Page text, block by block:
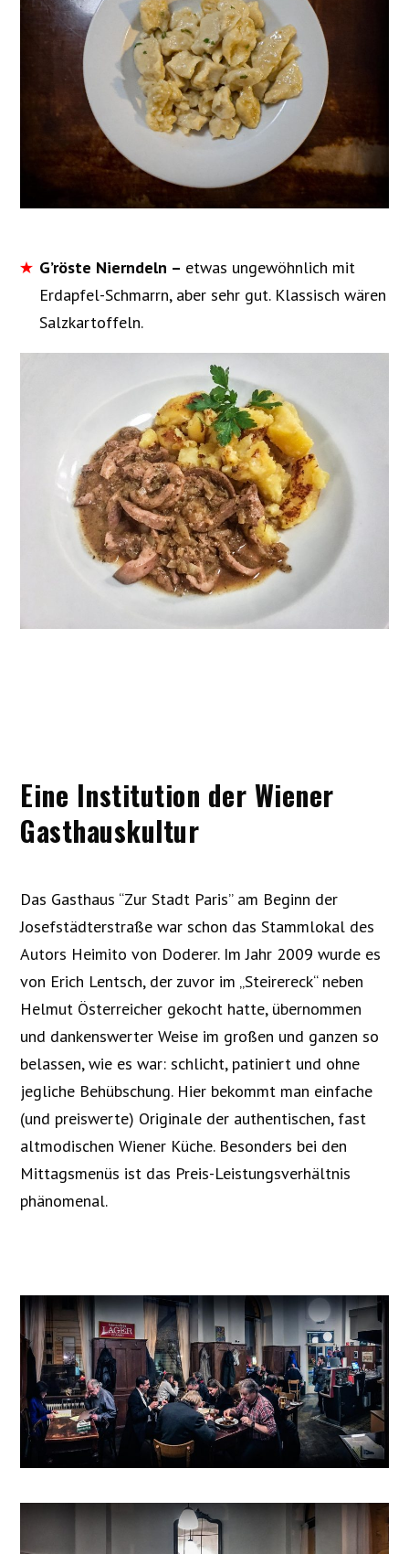
G’röste Nierndeln – etwas ungewöhnlich mit
Erdapfel-Schmarrn, aber sehr gut. Klassisch wären
Salzkartoffeln.
Eine Institution der Wiener
Gasthauskultur
Das Gasthaus “Zur Stadt Paris” am Beginn der
Josefstädterstraße war schon das Stammlokal des
Autors Heimito von Doderer. Im Jahr 2009 wurde es
von Erich Lentsch, der zuvor im „Steirereck“ neben
Helmut Österreicher gekocht hatte, übernommen
und dankenswerter Weise im großen und ganzen so
belassen, wie es war: schlicht, patiniert und ohne
jegliche Behübschung. Hier bekommt man einfache
(und preiswerte) Originale der authentischen, fast
altmodischen Wiener Küche. Besonders bei den
Mittagsmenüs ist das Preis-Leistungsverhältnis
phänomenal.